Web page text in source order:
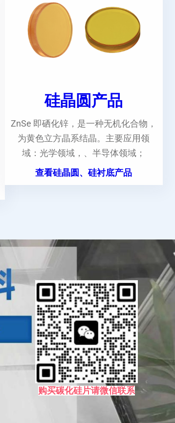
硅晶圆产品
ZnSe 即硒化锌，是一种无机化合物，
为黄色立方晶系结晶。主要应用领
域：光学领域，、半导体领域；
查看硅晶圆、硅衬底产品
购买碳化硅片请微信联系